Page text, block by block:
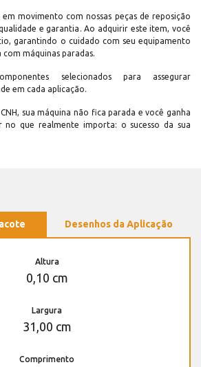
movimento com nossas peças de reposição
e garantia. Ao adquirir este item, você
garantindo o cuidado com seu equipamento
máquinas paradas.
selecionados para assegurar
em cada aplicação.
sua máquina não fica parada e você ganha
no que realmente importa: o sucesso da sua
Desenhos da Aplicação
Altura
0,10 cm
Largura
31,00 cm
Comprimento